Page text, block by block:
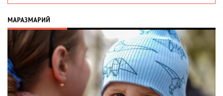
МАРАЗМАРИЙ